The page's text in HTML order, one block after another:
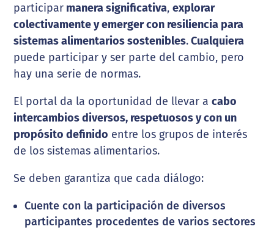
participar manera significativa,explorar
colectivamente y emerger con resiliencia para
sistemas alimentarios sostenibles.Cualquiera
puede participar y ser parte del cambio, pero
hay una serie de normas.
El portal da la oportunidad de llevar acabo
intercambios diversos, respetuosos y con un
propósito definido entre los grupos de interés
de los sistemas alimentarios.
Se deben garantiza que cada diálogo:
Cuente con la participación de diversos
participantes procedentes de varios sectores